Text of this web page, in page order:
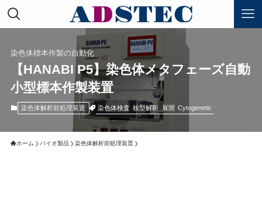
染色体標本作製の自動化
【HANABI P5】染色体メタフェーズ自動
小型標本作製装置
染色体解析前処理装置 染色体検査 核型解析 展開 Cytogenetic
ホーム バイオ製品 染色体解析前処理装置